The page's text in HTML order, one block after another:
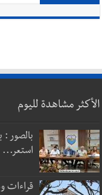
الأكثر مشاهدة لليوم
بالصور
استعر...
قراءات